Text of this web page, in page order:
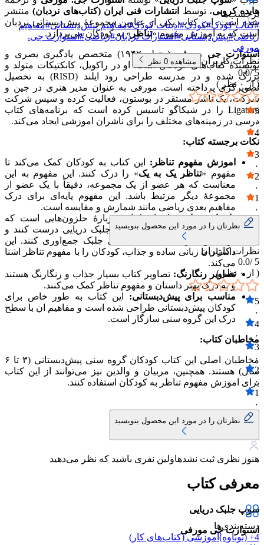
هایده کروبی، توسط انتشارات فنی ایران (کتاب‌های نردبان)منتشر
شده است. این کتاب یکی از عناوین مجموعهٔ پیش‌دبستانی نردبان
است که به اموزش مفهوم «تناظر » به کودکان می‌پردازد.
استوارت جی مورفی
(متولد ۱۹۴۲) متخصص یادگیری بصری و
نویسندهٔ کتاب‌های کودکان است. او در راکویل، کانکتیکات متولد و
بزرگ شده و در مدرسه طراحی رود ایلند (RISD) به تحصیل
تصویرگری پرداخته است. مورفی به عنوان مدیر هنری در جین و
شرکت، یک ناشر مستقر در بوستون، فعالیت کرده و سپس شرکت
Ligature را در شیکاگو تاسیس کرده است که برنامه‌های کتاب
درسی در زمینه‌های مختلف را برای ناشران اموزشی ایجاد می‌کند.
نکات برجسته کتاب:
اموزش مفهوم تناظر: این کتاب به کودکان کمک می‌کند تا
مفهوم «تناظر یک به یک» را درک کنند. این مفهوم به این
معناست که هر عضو از یک مجموعه، دقیقاً با یک عضو از
مجموعهٔ دیگر مرتبط باشد. این مفهوم پایه‌ای برای درک
مفاهیم بعدی ریاضی مانند شمارش و مقایسه است.
داستان جذاب:داستان کتاب دربارهٔ حلزون‌هایی است که
می‌خواهند برای خودشان سوپ جلبک دریایی درست کنند و
برای این کار، باید به تعداد کافی جلبک جمع‌اوری کنند. این
داستان با زبانی ساده و جذاب، کودکان را با مفهوم تناظر اشنا
می‌کند.
تصاویر رنگارنگ:تصاویر کتاب بسیار جذاب و رنگارنگ هستند
و به درک بهتر داستان و مفهوم تناظر کمک می‌کنند.
مناسب برای پیش‌دبستانی:
این کتاب به طور خاص برای
کودکان پیش‌دبستانی طراحی شده است و مفاهیم ان با سطح
درک این گروه سنی سازگار است.
مخاطبان کتاب:
مخاطبان اصلی این کتاب کودکان گروه سنی پیش‌دبستانی (۳ تا ۶
سال) هستند. همچنین، مربیان و والدین نیز می‌توانند از این کتاب
برای اموزش مفهوم تناظر به کودکان استفاده کنند.
برچسب‌ها
#کتاب کودک#کودک#ادبیات کودک#مفاهیم پیش‌دبستانی#مفاهیم
ریاضی#پیش‌دبستانی#انتشارات نردبان#ریاضی#استوارت جی.
مورفی
نظرات کاربران
مشاهده 0 نظر
5 /
0.0
( از ۰ نظر )
5
۰
4
۰
3
۰
2
۰
1
۰
نظرتان را در مورد این محصول بنویسید
نظرات کاربران
5 /
0.0
( از ۰ نظر )
5
۰
4
۰
3
۰
2
۰
1
۰
نظرتان را در مورد این محصول بنویسید
هنوز نظری ثبت نشدهاولین نفری باشید که نظر می‌دهید
معرفی کتاب
سوپ جلبک دریایی
استوارت جی مورفی
دسته‌بندی‌ها
4+ (نوباوه)
آموزشی (کتاب‌های کار)